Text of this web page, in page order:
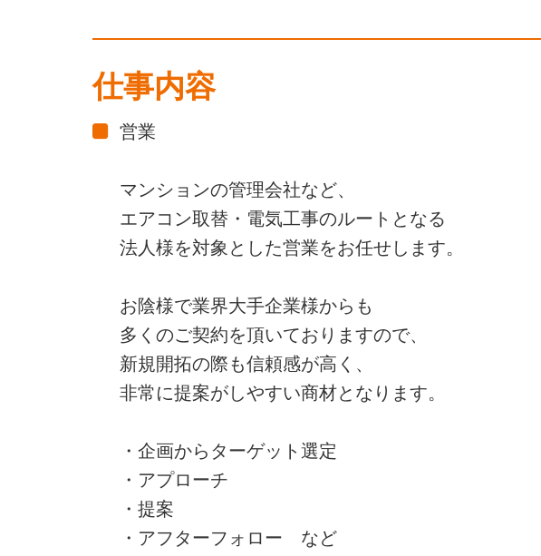
仕事内容
営業
マンションの管理会社など、
エアコン取替・電気工事のルートとなる
法人様を対象とした営業をお任せします。
お陰様で業界大手企業様からも
多くのご契約を頂いておりますので、
新規開拓の際も信頼感が高く、
非常に提案がしやすい商材となります。
・企画からターゲット選定
・アプローチ
・提案
・アフターフォロー など